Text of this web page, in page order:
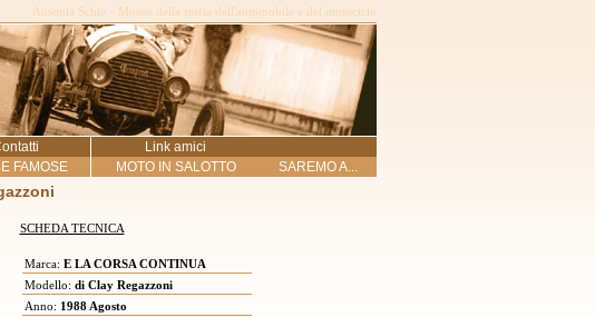
Ausonia Schio - Museo della storia dell'automobile e del motociclo
Link amici
FAMOSE MOTO IN SALOTTO SAREMO A...
SCHEDA TECNICA
Marca: E LA CORSA CONTINUA
Modello: di Clay Regazzoni
Anno: 1988 Agosto